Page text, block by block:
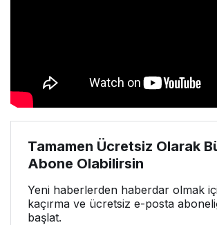
Tamamen Ücretsiz Olarak
Abone Olabilirsin
Yeni haberlerden haberdar olmak
kaçırma ve ücretsiz e-posta
başlat.